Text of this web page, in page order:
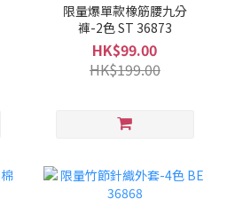
限量爆單款橡筋腰九分
褲-2色 ST 36873
HK$99.00
HK$199.00